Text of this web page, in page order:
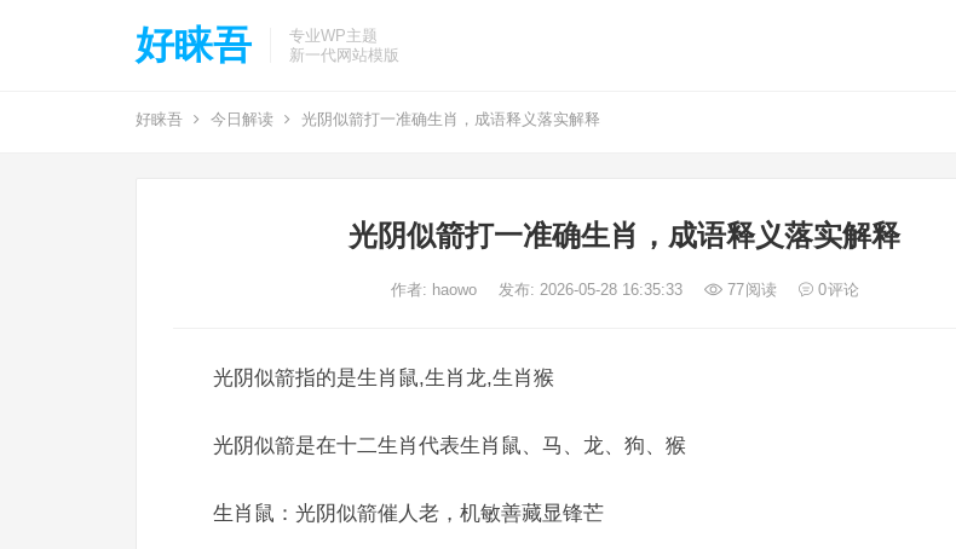
好睐吾
专业WP主题
新一代网站模版
好睐吾 今日解读 光阴似箭打一准确生肖，成语释义落实解释
光阴似箭打一准确生肖，成语释义落实解释
作者: haowo 发布: 2026-05-28 16:35:33 77阅读 0评论
光阴似箭指的是生肖鼠,生肖龙,生肖猴
光阴似箭是在十二生肖代表生肖鼠、马、龙、狗、猴
生肖鼠：光阴似箭催人老，机敏善藏显锋芒